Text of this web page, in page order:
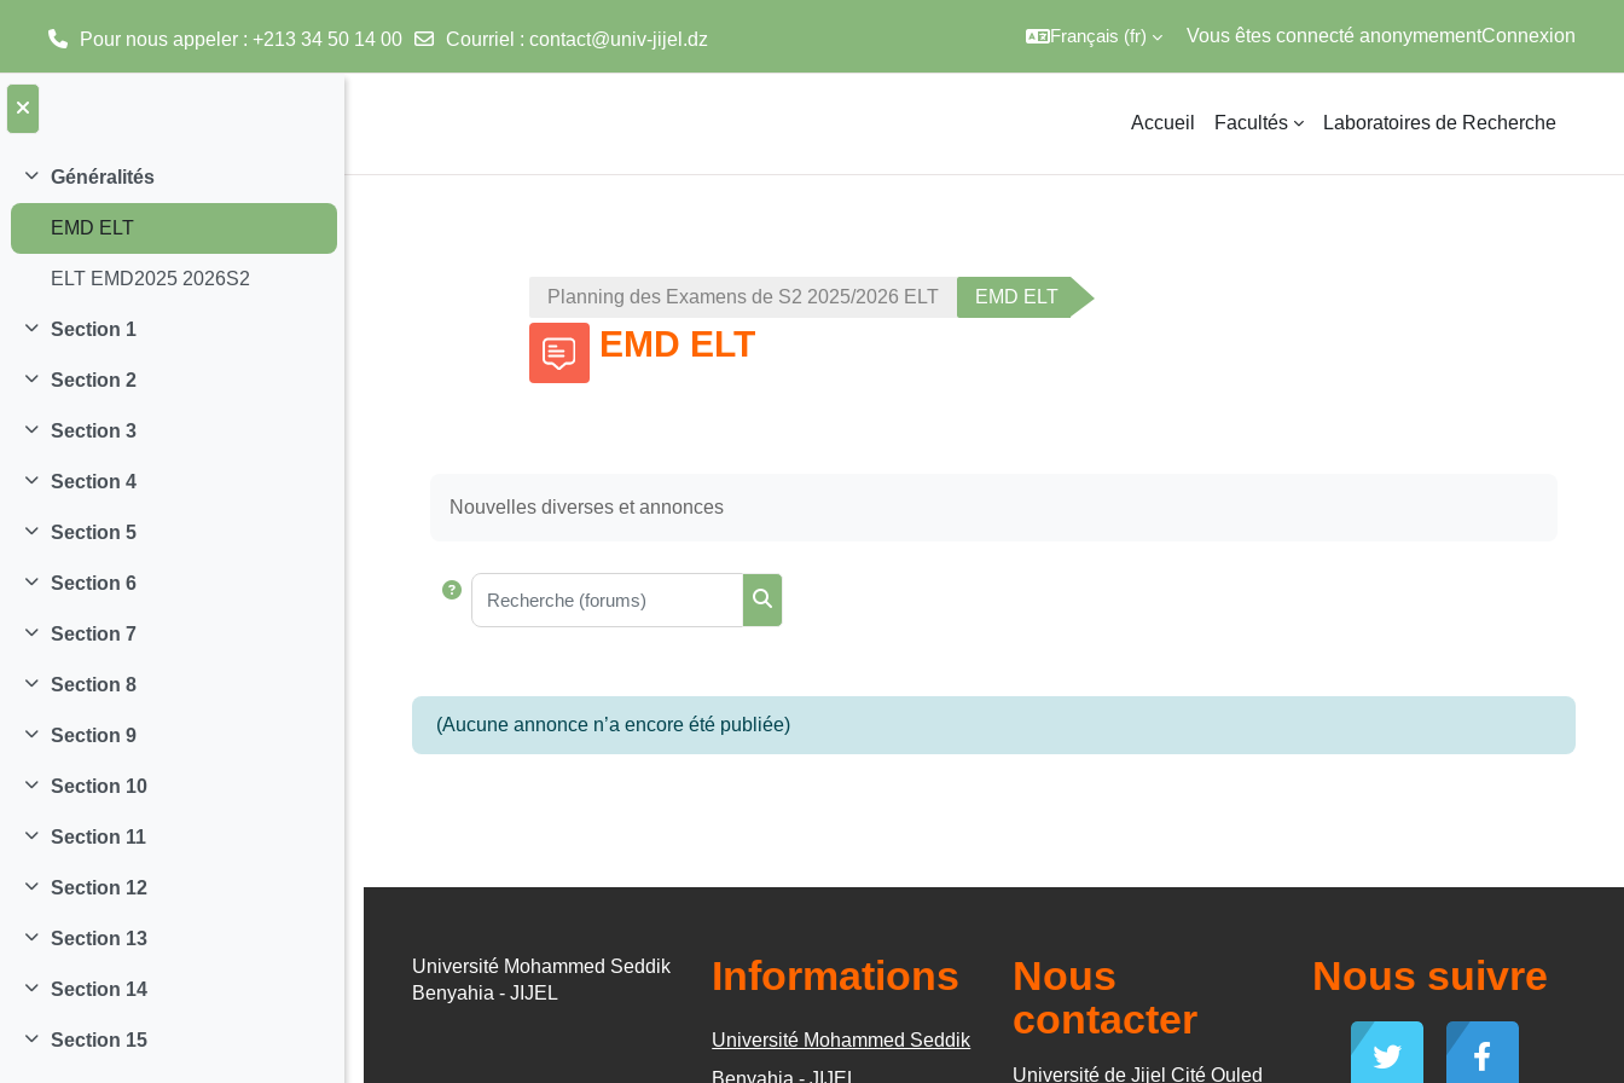
Passer au contenu principal
Pour nous appeler : +213 34 50 14 00 Courriel : contact@univ-jijel.dz Français ‎(fr)‎ Vous êtes connecté anonymementConnexion
Accueil Facultés Laboratoires de Recherche
Replier
Généralités
EMD ELT
ELT EMD2025 2026S2
Replier
Section 1
Replier
Section 2
Replier
Section 3
Replier
Section 4
Replier
Section 5
Replier
Section 6
Replier
Section 7
Replier
Section 8
Replier
Section 9
Replier
Section 10
Replier
Section 11
Replier
Section 12
Replier
Section 13
Replier
Section 14
Replier
Section 15
Planning des Examens de S2 2025/2026 ELT EMD ELT
EMD ELT
Nouvelles diverses et annonces
Recherche (forums)
(Aucune annonce n’a encore été publiée)
Université Mohammed Seddik
Benyahia - JIJEL
Informations
Université Mohammed Seddik
Benyahia - JIJEL
Nous
contacter
Université de Jijel Cité Ouled
Nous suivre